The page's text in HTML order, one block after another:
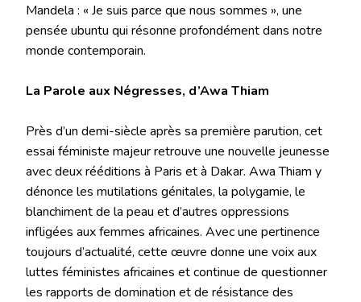
Mandela : « Je suis parce que nous sommes », une
pensée ubuntu qui résonne profondément dans notre
monde contemporain.
La Parole aux Négresses, d’Awa Thiam
Près d’un demi-siècle après sa première parution, cet
essai féministe majeur retrouve une nouvelle jeunesse
avec deux rééditions à Paris et à Dakar. Awa Thiam y
dénonce les mutilations génitales, la polygamie, le
blanchiment de la peau et d’autres oppressions
infligées aux femmes africaines. Avec une pertinence
toujours d’actualité, cette œuvre donne une voix aux
luttes féministes africaines et continue de questionner
les rapports de domination et de résistance des